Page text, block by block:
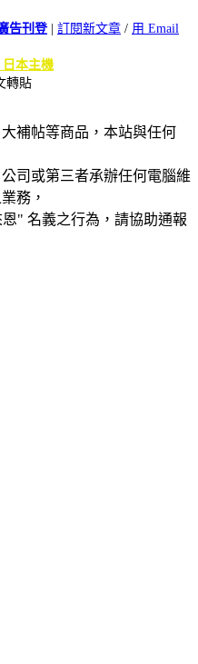
告刊登| 訂閱新文章 / 用 Email
本主機
轉貼
補帖等商品，本站與任何
司或第三者承辦任何電腦維
務，
" 名義之行為，請協助通報